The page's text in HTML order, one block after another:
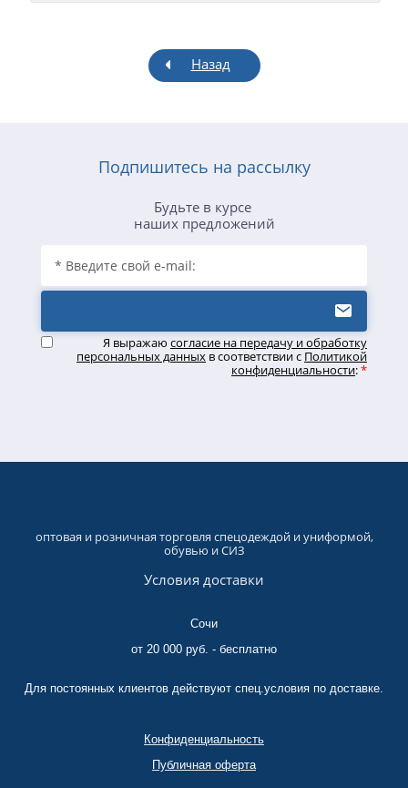
Назад
Подпишитесь на рассылку
Будьте в курсе
наших предложений
Я выражаю согласие на передачу и обработку
персональных данных в соответствии с Политикой
конфиденциальности:*
оптовая и розничная торговля спецодеждой и униформой,
обувью и СИЗ
Условия доставки
Сочи
от 20 000 руб. - бесплатно
Для постоянных клиентов действуют спец.условия по доставке.
Конфиденциальность
Публичная оферта